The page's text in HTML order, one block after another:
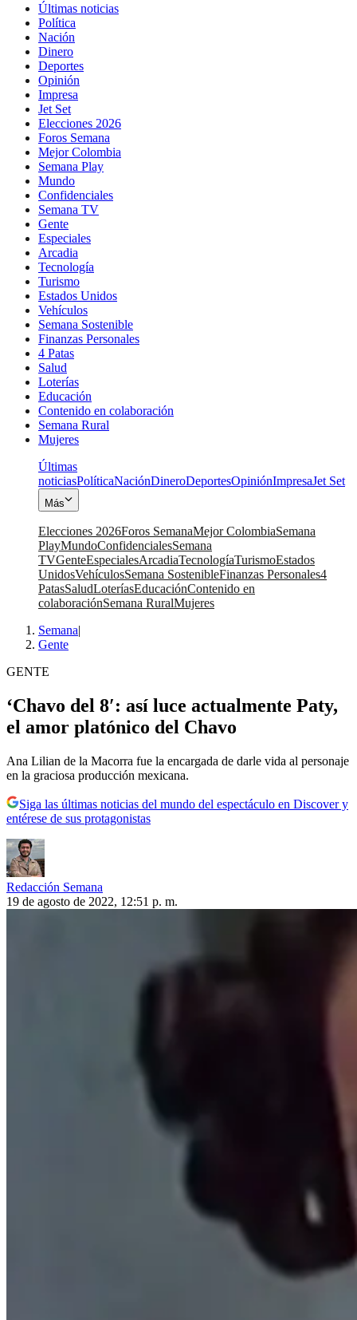
Últimas noticias
Política
Nación
Dinero
Deportes
Opinión
Impresa
Jet Set
Elecciones 2026
Foros Semana
Mejor Colombia
Semana Play
Mundo
Confidenciales
Semana TV
Gente
Especiales
Arcadia
Tecnología
Turismo
Estados Unidos
Vehículos
Semana Sostenible
Finanzas Personales
4 Patas
Salud
Loterías
Educación
Contenido en colaboración
Semana Rural
Mujeres
Últimas
noticiasPolíticaNaciónDineroDeportesOpiniónImpresaJet Set
Más
Elecciones 2026Foros SemanaMejor ColombiaSemana
PlayMundoConfidencialesSemana
TVGenteEspecialesArcadiaTecnologíaTurismoEstados
UnidosVehículosSemana SostenibleFinanzas Personales4
PatasSaludLoteríasEducaciónContenido en
colaboraciónSemana RuralMujeres
Semana|
Gente
GENTE
‘Chavo del 8′: así luce actualmente Paty,
el amor platónico del Chavo
Ana Lilian de la Macorra fue la encargada de darle vida al personaje
en la graciosa producción mexicana.
Siga las últimas noticias del mundo del espectáculo en Discover y
entérese de sus protagonistas
Redacción Semana
19 de agosto de 2022, 12:51 p. m.